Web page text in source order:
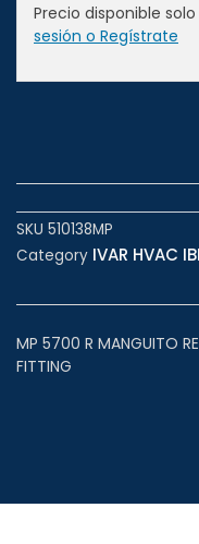
Precio disponible
sesión o Regístrate
SKU 510138MP
Category IVAR HVAC
MP 5700 R MANGUITO
FITTING